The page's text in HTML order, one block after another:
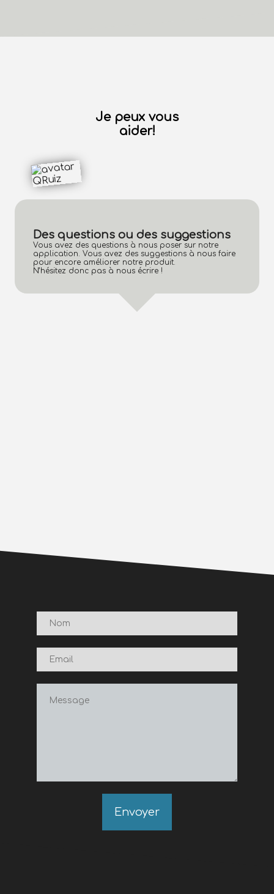
Je peux vous
aider!
Des questions ou des suggestions
Vous avez des questions à nous poser sur notre
application. Vous avez des suggestions à nous faire
pour encore améliorer notre produit.
N’hésitez donc pas à nous écrire !
Envoyer